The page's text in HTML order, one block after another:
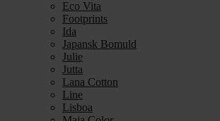
Eco Vita
Footprints
Ida
Japansk Bomuld
Julie
Jutta
Lana Cotton
Line
Lisboa